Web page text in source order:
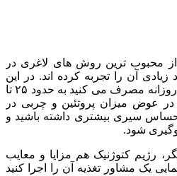
محبوب ترین روش های لاغری در
آن را تجربه کرده اند. در این
برنامه مقدار کربوهیدراتی که روزانه مصرف می کنید به حدود ۲۵ تا
در عوض میزان پروتئین و چربی در
سیری بیشتری داشته باشید و
شود.
رژیم کتوژنیک هم مزایا و معایب
یک مشاور تغذیه آن را اجرا کنید